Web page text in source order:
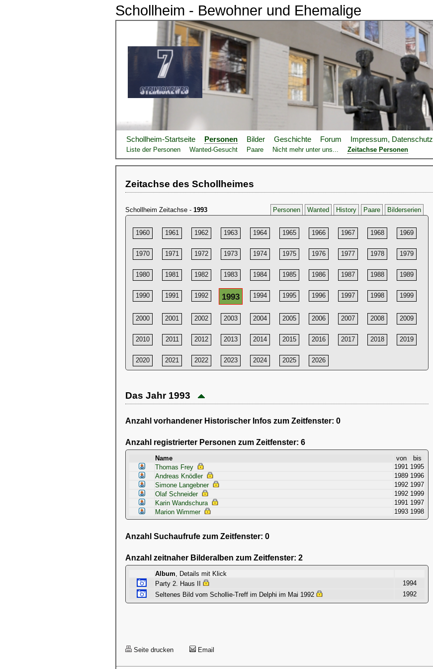
Schollheim - Bewohner und Ehemalige
Schollheim-Startseite Personen Bilder Geschichte Forum Impressum, Datenschutz
Liste der Personen Wanted-Gesucht Paare Nicht mehr unter uns... Zeitachse Personen
Zeitachse des Schollheimes
Schollheim Zeitachse - 1993 Personen Wanted History Paare Bilderserien
1960 1961 1962 1963 1964 1965 1966 1967 1968 1969
1970 1971 1972 1973 1974 1975 1976 1977 1978 1979
1980 1981 1982 1983 1984 1985 1986 1987 1988 1989
1990 1991 1992 1993 1994 1995 1996 1997 1998 1999
2000 2001 2002 2003 2004 2005 2006 2007 2008 2009
2010 2011 2012 2013 2014 2015 2016 2017 2018 2019
2020 2021 2022 2023 2024 2025 2026
Das Jahr 1993
Anzahl vorhandener Historischer Infos zum Zeitfenster: 0
Anzahl registrierter Personen zum Zeitfenster: 6
Name von
bis
Thomas Frey
1991 1995
Andreas Knödler
1989 1996
Simone Langebner
1992 1997
Olaf Schneider
1992 1999
Karin Wandschura
1991 1997
Marion Wimmer
1993 1998
Anzahl Suchaufrufe zum Zeitfenster: 0
Anzahl zeitnaher Bilderalben zum Zeitfenster: 2
Album, Details mit Klick
Party 2. Haus II
1994
Seltenes Bild vom Schollie-Treff im Delphi im Mai 1992
1992
Seite drucken Email